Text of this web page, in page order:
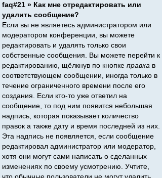
faq#21 » Как мне отредактировать или
удалить сообщение?
Если вы не являетесь администратором или
модератором конференции, вы можете
редактировать и удалять только свои
собственные сообщения. Вы можете перейти к
редактированию, щёлкнув по кнопке правка в
соответствующем сообщении, иногда только в
течение ограниченного времени после его
создания. Если кто-то уже ответил на
сообщение, то под ним появится небольшая
надпись, которая показывает количество
правок а также дату и время последней из них.
Эта надпись не появляется, если сообщение
редактировал администратор или модератор,
хотя они могут сами написать о сделанных
изменениях по своему усмотрению. Учтите,